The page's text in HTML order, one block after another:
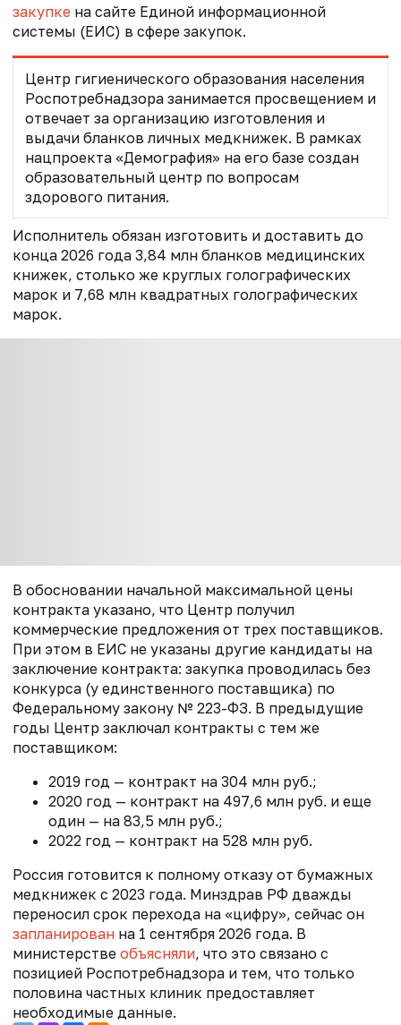
закупке на сайте Единой информационной
системы (ЕИС) в сфере закупок.
Центр гигиенического образования населения
Роспотребнадзора занимается просвещением и
отвечает за организацию изготовления и
выдачи бланков личных медкнижек. В рамках
нацпроекта «Демография» на его базесоздан
образовательный центр по вопросам
здорового питания.
Исполнитель обязан изготовить и доставить до
конца 2026 года 3,84 млн бланков медицинских
книжек, столько же круглых голографических
марок и 7,68 млн квадратных голографических
марок.
В обосновании начальной максимальной цены
контракта указано, что Центр получил
коммерческие предложения от трех поставщиков.
При этом в ЕИС не указаны другие кандидаты на
заключение контракта: закупка проводилась без
конкурса (у единственного поставщика) по
Федеральному закону № 223-ФЗ. В предыдущие
годы Центр заключал контракты с тем же
поставщиком:
2019 год — контракт на 304 млн руб.;
2020 год — контракт на 497,6 млн руб. и еще
один — на 83,5 млн руб.;
2022 год — контракт на 528 млн руб.
Россия готовится к полному отказу от бумажных
медкнижек с 2023 года. Минздрав РФ дважды
переносил срок перехода на «цифру», сейчас он
запланирован на 1 сентября 2026 года. В
министерстве объясняли, что это связано с
позицией Роспотребнадзора и тем, что только
половина частных клиник предоставляет
необходимые данные.